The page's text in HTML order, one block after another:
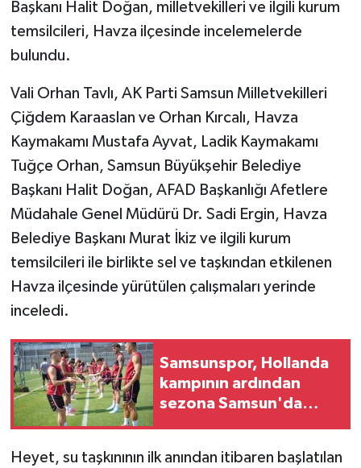
Başkanı Halit Doğan, milletvekilleri ve ilgili kurum
temsilcileri, Havza ilçesinde incelemelerde
bulundu.
Vali Orhan Tavlı, AK Parti Samsun Milletvekilleri
Çiğdem Karaaslan ve Orhan Kırcalı, Havza
Kaymakamı Mustafa Ayvat, Ladik Kaymakamı
Tuğçe Orhan, Samsun Büyükşehir Belediye
Başkanı Halit Doğan, AFAD Başkanlığı Afetlere
Müdahale Genel Müdürü Dr. Sadi Ergin, Havza
Belediye Başkanı Murat İkiz ve ilgili kurum
temsilcileri ile birlikte sel ve taşkından etkilenen
Havza ilçesinde yürütülen çalışmaları yerinde
inceledi.
Samsunspor, Hollanda
kampının ardından
sezona Samsun'da
Heyet, su taşkınının ilk anından itibaren başlatılan